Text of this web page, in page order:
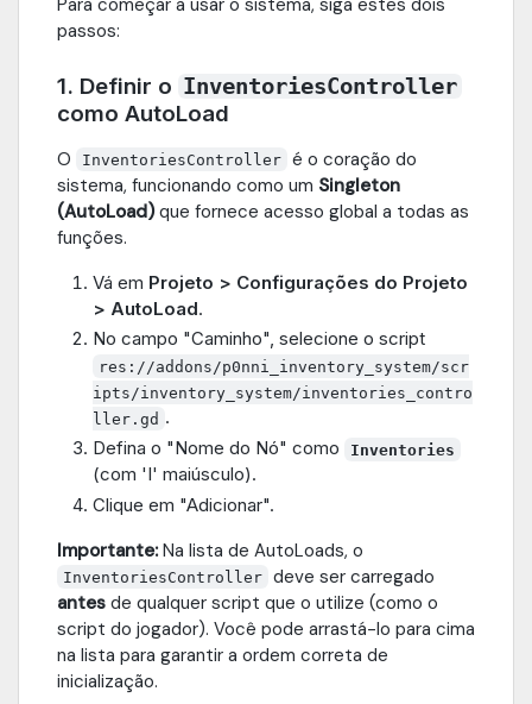
passos:
1. Definir o InventoriesController
como AutoLoad
O InventoriesController é o coração do
sistema, funcionando como um Singleton
(AutoLoad)que fornece acesso global a todas as
funções.
Vá em Projeto > Configurações do Projeto
> AutoLoad.
No campo "Caminho", selecione o script
res://addons/p0nni_inventory_system/scr
ipts/inventory_system/inventories_contro
ller.gd .
Defina o "Nome do Nó" como
Inventories
(com 'I' maiúsculo).
Clique em "Adicionar".
Importante:Na lista de AutoLoads, o
InventoriesController deve ser carregado
antes de qualquer script que o utilize (como o
script do jogador). Você pode arrastá-lo para cima
na lista para garantir a ordem correta de
inicialização.